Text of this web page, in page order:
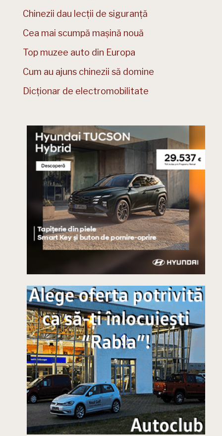
Chinezii dau lecții de siguranță
Cea mai scumpă mașină nouă
Top muzee auto din Europa
Cum au ajuns chinezii să domine
Dicționar de electromobilitate